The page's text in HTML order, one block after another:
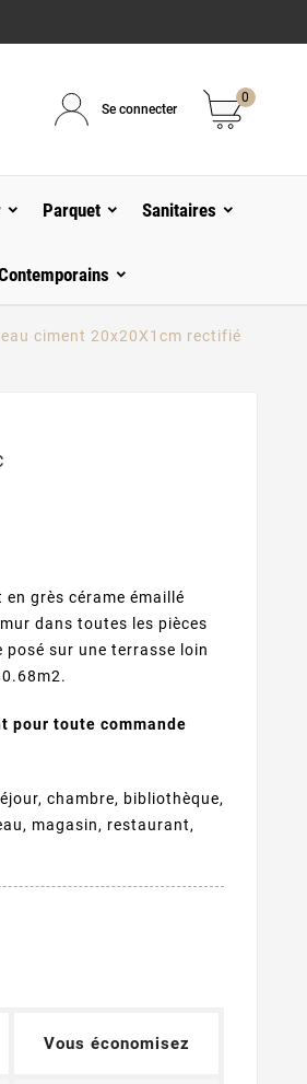
Se connecter
0
Parquet Sanitaires
ciment 20x20X1cm rectifié
grès cérame émaillé
dans toutes les pièces
sur une terrasse loin
pour toute commande
chambre, bibliothèque,
magasin, restaurant,
Vous économisez